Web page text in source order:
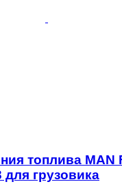
топлива MAN
для грузовика